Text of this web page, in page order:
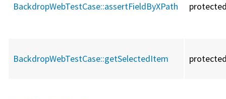
BackdropWebTestCase::assertFieldByXPath
BackdropWebTestCase::getSelectedItem